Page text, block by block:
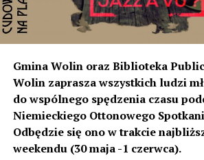
początku miejscowości chronione
Jolanta Podhajska.
Przedstawiciel GDDKiA mówi, że po
inwestycji będzie przeprowadzona
hałasu, jeśli decybeli będzie więcej niż
wówczas ekrany zostaną
– Jeżeli wyjdzie na to, że są
Gmina Wolin oraz Biblioteka
Wolin zaprasza wszystkich ludzi
do wspólnego spędzenia czasu
Niemieckiego Ottonowego
Odbędzie się ono w trakcie
weekendu (30 maja -1 czerwca).